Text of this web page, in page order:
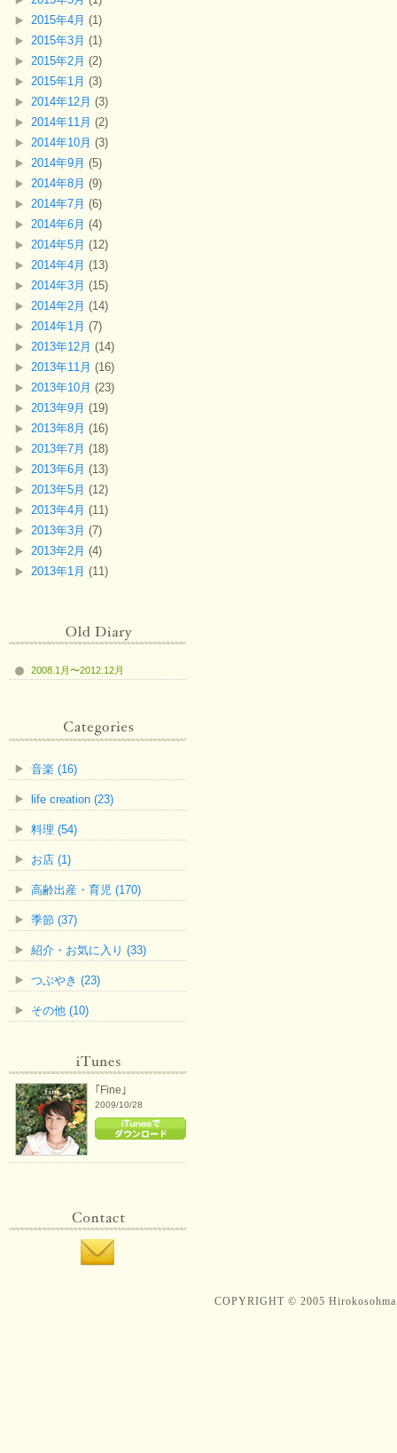
2015年4月 (1)
2015年3月 (1)
2015年2月 (2)
2015年1月 (3)
2014年12月 (3)
2014年11月 (2)
2014年10月 (3)
2014年9月 (5)
2014年8月 (9)
2014年7月 (6)
2014年6月 (4)
2014年5月 (12)
2014年4月 (13)
2014年3月 (15)
2014年2月 (14)
2014年1月 (7)
2013年12月 (14)
2013年11月 (16)
2013年10月 (23)
2013年9月 (19)
2013年8月 (16)
2013年7月 (18)
2013年6月 (13)
2013年5月 (12)
2013年4月 (11)
2013年3月 (7)
2013年2月 (4)
2013年1月 (11)
2008.1月〜2012.12月
音楽 (16)
life creation (23)
料理 (54)
お店 (1)
高齢出産・育児 (170)
季節 (37)
紹介・お気に入り (33)
つぶやき (23)
その他 (10)
｢Fine｣
2009/10/28
COPYRIGHT © 2005